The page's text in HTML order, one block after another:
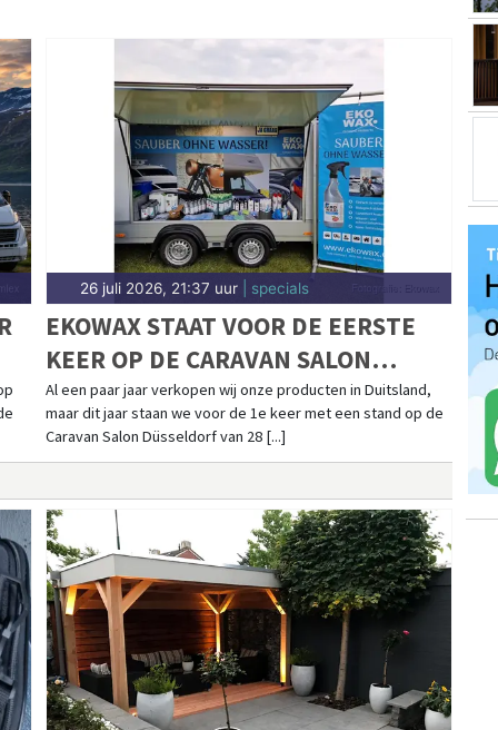
26 juli 2026, 21:37 uur| specials
EKOWAX STAAT VOOR DE EERSTE
KEER OP DE CARAVAN SALON
DÜSSELDORF VAN 28 AUGUSTUS
T/M 6 SEPTEMBER
Al een paar jaar verkopen wij onze producten in Duitsland,
maar dit jaar staan we voor de 1e keer met een stand op de
Caravan Salon Düsseldorf van 28 [...]